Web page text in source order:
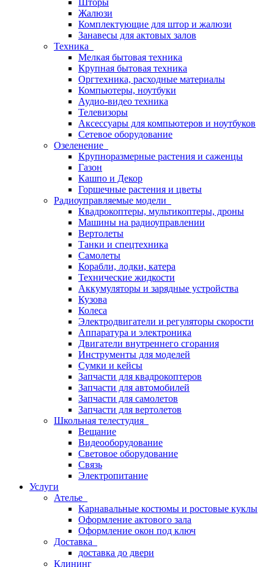
Шторы
Жалюзи
Комплектующие для штор и жалюзи
Занавесы для актовых залов
Техника
Мелкая бытовая техника
Крупная бытовая техника
Оргтехника, расходные материалы
Компьютеры, ноутбуки
Аудио-видео техника
Телевизоры
Аксессуары для компьютеров и ноутбуков
Сетевое оборудование
Озеленение
Крупноразмерные растения и саженцы
Газон
Кашпо и Декор
Горшечные растения и цветы
Радиоуправляемые модели
Квадрокоптеры, мультикоптеры, дроны
Машины на радиоуправлении
Вертолеты
Танки и спецтехника
Самолеты
Корабли, лодки, катера
Технические жидкости
Аккумуляторы и зарядные устройства
Кузова
Колеса
Электродвигатели и регуляторы скорости
Аппаратура и электроника
Двигатели внутреннего сгорания
Инструменты для моделей
Сумки и кейсы
Запчасти для квадрокоптеров
Запчасти для автомобилей
Запчасти для самолетов
Запчасти для вертолетов
Школьная телестудия
Вещание
Видеооборудование
Световое оборудование
Связь
Электропитание
Услуги
Ателье
Карнавальные костюмы и ростовые куклы
Оформление актового зала
Оформление окон под ключ
Доставка
доставка до двери
Клининг